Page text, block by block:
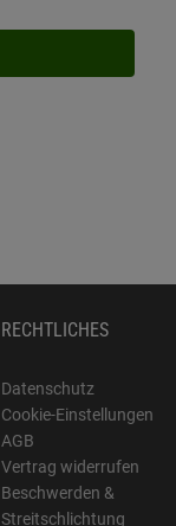
RECHTLICHES
Datenschutz
Cookie-Einstellungen
AGB
Vertrag widerrufen
Beschwerden &
Streitschlichtung